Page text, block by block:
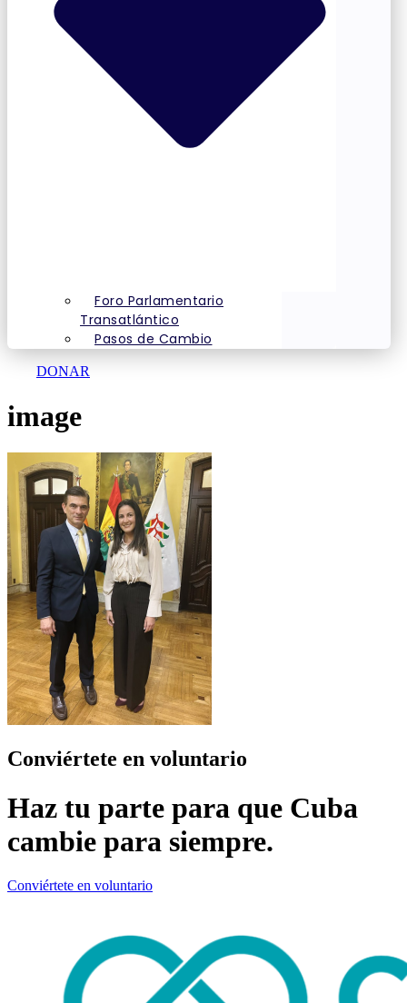
Foro Parlamentario
Transatlántico
Pasos de Cambio
DONAR
image
Conviértete en voluntario
Haz tu parte para que Cuba
cambie para siempre.
Conviértete en voluntario